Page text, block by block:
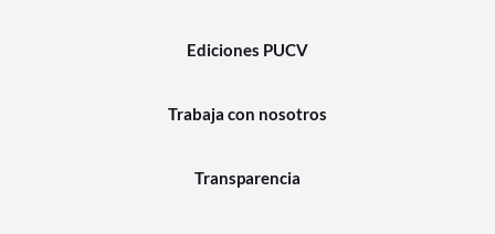
Ediciones PUCV
Trabaja con nosotros
Transparencia